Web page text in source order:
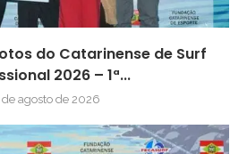
do Catarinense de Surf
2026 – 1ª...
de agosto de 2026